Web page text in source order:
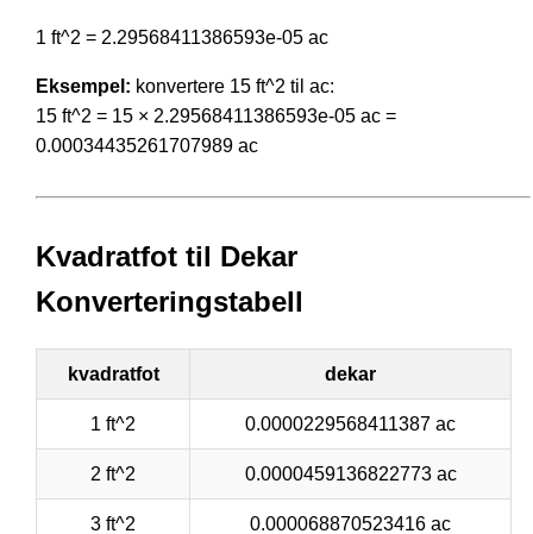
1 ft^2 = 2.29568411386593e-05 ac
Eksempel: konvertere 15 ft^2 til ac:
15 ft^2 = 15 × 2.29568411386593e-05 ac =
0.00034435261707989 ac
Kvadratfot til Dekar
Konverteringstabell
kvadratfot dekar
1 ft^2 0.0000229568411387 ac
2 ft^2 0.0000459136822773 ac
3 ft^2 0.000068870523416 ac